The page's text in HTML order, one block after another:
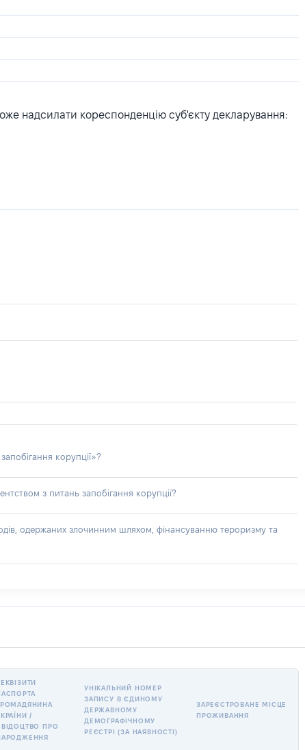
надсилати кореспонденцію суб'єкту декларування:
корупції»?
з питань запобігання корупції?
одержаних злочинним шляхом, фінансуванню тероризму та
/
ПРО
УНІКАЛЬНИЙ НОМЕР
ЗАПИСУ В ЄДИНОМУ
ДЕРЖАВНОМУ
ДЕМОГРАФІЧНОМУ
РЕЄСТРІ (ЗА НАЯВНОСТІ)
ЗАРЕЄСТРОВАНЕ МІСЦЕ
ПРОЖИВАННЯ